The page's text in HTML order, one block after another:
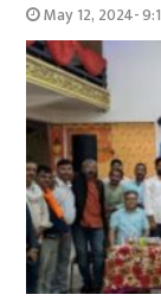
May 12, 2024-